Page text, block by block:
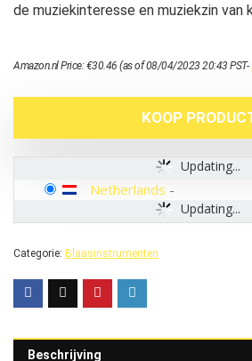
de muziekinteresse en muziekzin van
Amazon.nl Price:€30.46 (as of 08/04/2023 20:43 PST-
KOOP
Updating...
Updating...
Netherlands -
Categorie: Blaasinstrumenten
Beschrijving